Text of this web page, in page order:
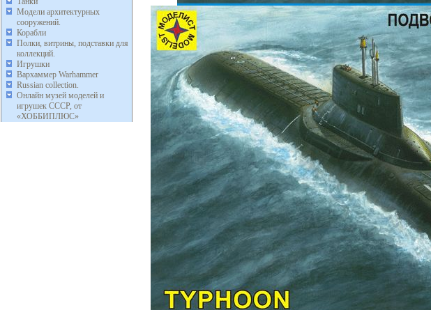
Модели архитектурных
сооружений.
Корабли
Полки, витрины, подставки для
коллекций.
Игрушки
Вархаммер Warhammer
Russian collection.
Онлайн музей моделей и
игрушек СССР, от
«ХОББИПЛЮС»